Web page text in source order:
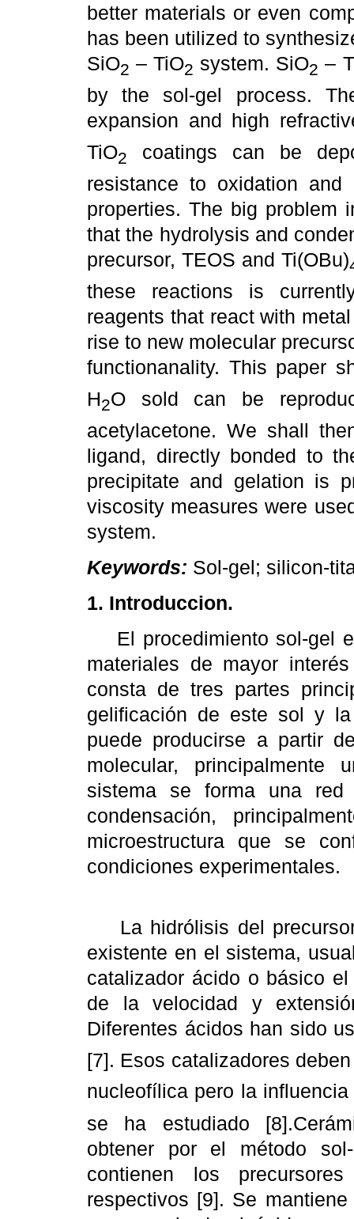
better materials or even
has been utilized to
SiO2 – TiO2 system. SiO2 –
by the sol-gel process.
expansion and high
TiO2
coatings can be
resistance to oxidation
properties. The big problem
that the hydrolysis and
precursor, TEOS and Ti(OBu)
these reactions is
reagents that react with
rise to new molecular
functionanality. This paper
H2O sold can be
acetylacetone. We shall
ligand, directly bonded to
precipitate and gelation is
viscosity measures were
system.
Keywords: Sol-gel; silicon-
1. Introduccion.
El procedimiento sol-gel
materiales de mayor
consta de tres partes
gelificación de este sol y
puede producirse a partir
molecular,
sistema se forma una red
condensación,
microestructura que se
condiciones experimentales.
La hidrólisis del
existente en el sistema,
catalizador ácido o básico
de la velocidad y
Diferentes ácidos han sido
[7]. Esos catalizadores
nucleofílica pero la
se ha estudiado
obtener por el método
contienen los
respectivos [9]. Se